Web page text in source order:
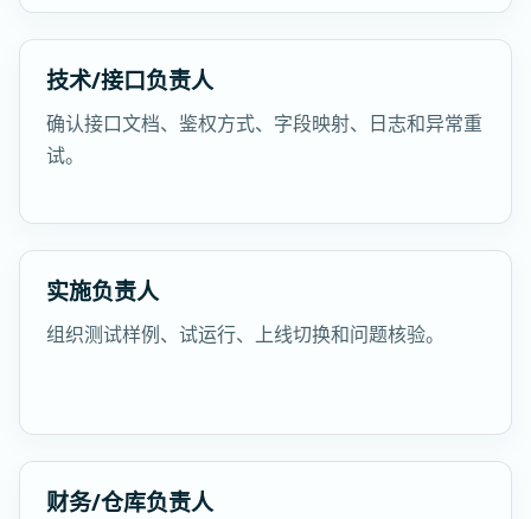
技术/接口负责人
确认接口文档、鉴权方式、字段映射、日志和异常重
试。
实施负责人
组织测试样例、试运行、上线切换和问题核验。
财务/仓库负责人